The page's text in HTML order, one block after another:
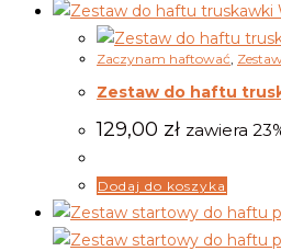
Zaczynam haftować,
Zestaw do haftu
129,00 zł zawiera
Dodaj do koszyka